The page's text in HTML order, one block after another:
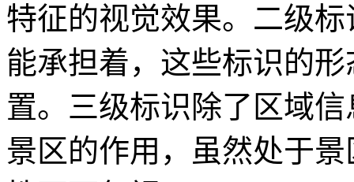
特征的视觉效果。二级
能承担着，这些标识的
置。三级标识除了区域
景区的作用，虽然处于